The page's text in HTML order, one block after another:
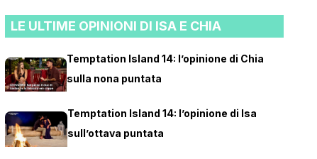
LE ULTIME OPINIONI DI ISA E CHIA
Temptation Island 14: l’opinione di Chia
sulla nona puntata
Temptation Island 14: l’opinione di Isa
sull’ottava puntata